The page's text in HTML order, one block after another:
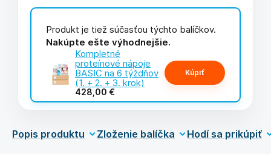
Produkt je tiež súčasťou týchto balíčkov.
Nakúpte ešte výhodnejšie.
Kompletné
proteínové nápoje
BASIC na 6 týždňov
(1. + 2. + 3. krok)
428,00 €
Kúpiť
Popis produktu Zloženie balíčka Hodí sa prikúpiť